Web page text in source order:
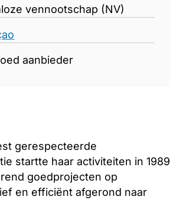
vennootschap (NV)
aanbieder
gerespecteerde
startte haar activiteiten in 1989
goedprojecten op
en efficiënt afgerond naar